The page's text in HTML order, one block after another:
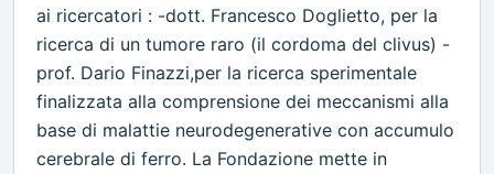
ai ricercatori : -dott. Francesco Doglietto, per la
ricerca di un tumore raro (il cordoma del clivus) -
prof. Dario Finazzi,per la ricerca sperimentale
finalizzata alla comprensione dei meccanismi alla
base di malattie neurodegenerative con accumulo
cerebrale di ferro. La Fondazione mette in